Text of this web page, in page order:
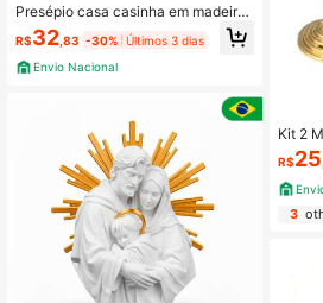
Presépio casa casinha em madeira
maciça de pinus decoração natal n
atalina jesus cristão católico enfeit
e presente ceia
R$32 ,83 -30% Últimos 3 dias
Envio Nacional
Kit 2
R$25
3